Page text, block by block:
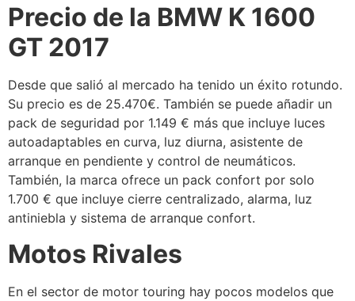
Precio de la BMW K 1600
GT 2017
Desde que salió al mercado ha tenido un éxito rotundo.
Su precio es de 25.470€. También se puede añadir un
pack de seguridad por 1.149 € más que incluye luces
autoadaptables en curva, luz diurna, asistente de
arranque en pendiente y control de neumáticos.
También, la marca ofrece un pack confort por solo
1.700 € que incluye cierre centralizado, alarma, luz
antiniebla y sistema de arranque confort.
Motos Rivales
En el sector de motor touring hay pocos modelos que